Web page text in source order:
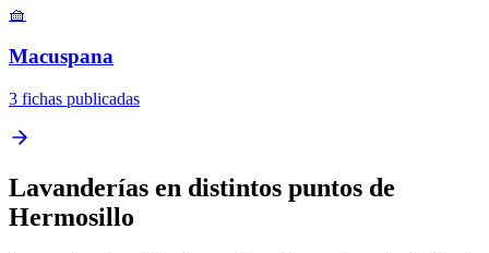
🧺
Macuspana
3 fichas publicadas
Lavanderías en distintos puntos de
Hermosillo